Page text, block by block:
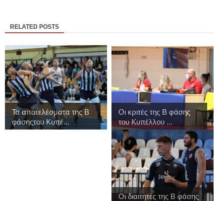
RELATED POSTS
Τα αποτελέσματα της Β
φάσηςτου Κυπέ...
Οι κριτές της Β φάσης
του Κυπέλλου ...
Οι διαιτητές της Β φάσης